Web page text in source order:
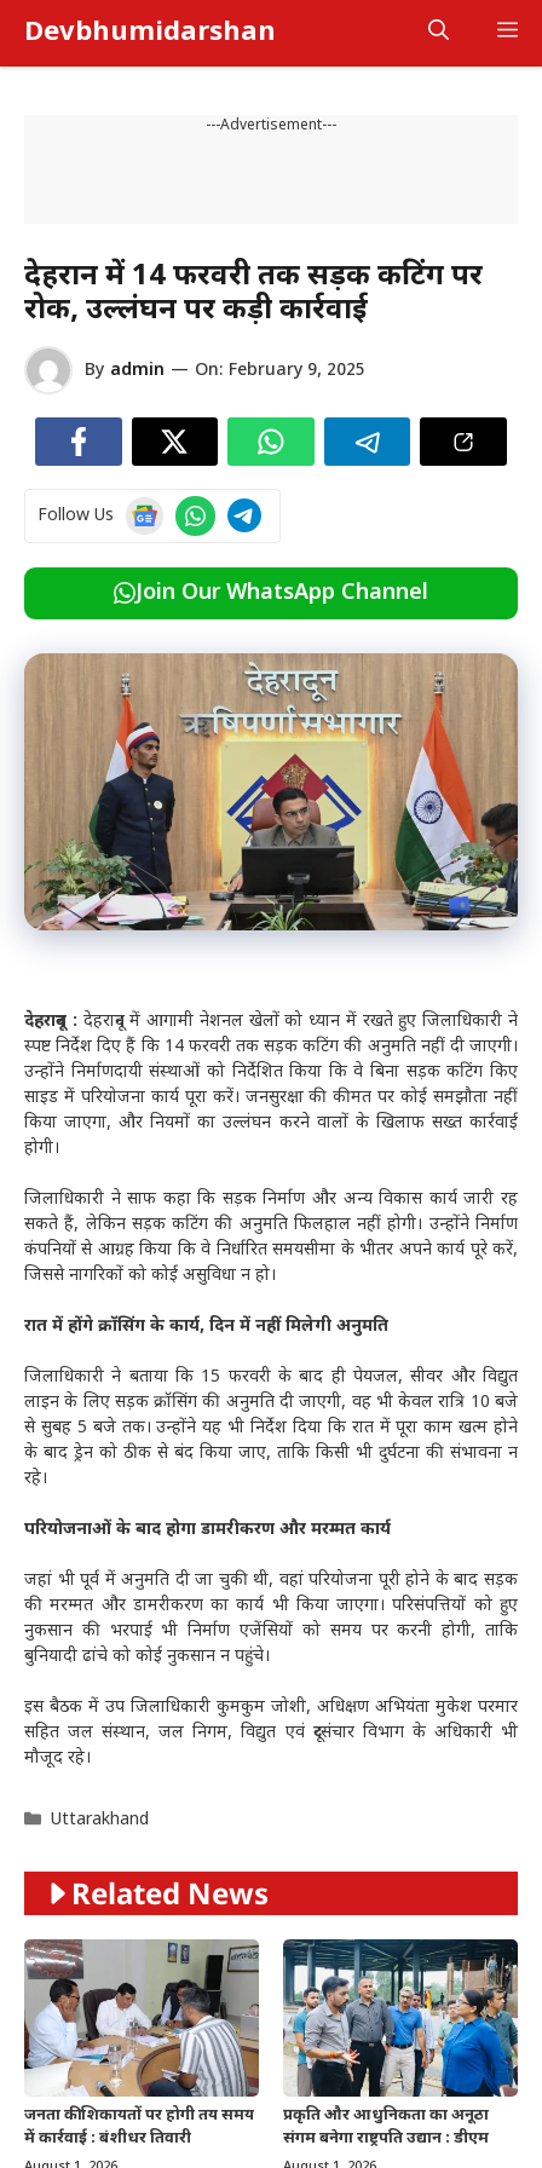
content
Devbhumidarshan
---Advertisement---
देहरादून में 14 फरवरी तक सड़क कटिंग पर
रोक, उल्लंघन पर कड़ी कार्रवाई
By admin — On: February 9, 2025
Follow Us
Join Our WhatsApp Channel
देहरादून : देहरादून में आगामी नेशनल खेलों को ध्यान में रखते हुए जिलाधिकारी ने
स्पष्ट निर्देश दिए हैं कि 14 फरवरी तक सड़क कटिंग की अनुमति नहीं दी जाएगी।
उन्होंने निर्माणदायी संस्थाओं को निर्देशित किया कि वे बिना सड़क कटिंग किए
साइड में परियोजना कार्य पूरा करें। जनसुरक्षा की कीमत पर कोई समझौता नहीं
किया जाएगा, और नियमों का उल्लंघन करने वालों के खिलाफ सख्त कार्रवाई
होगी।
जिलाधिकारी ने साफ कहा कि सड़क निर्माण और अन्य विकास कार्य जारी रह
सकते हैं, लेकिन सड़क कटिंग की अनुमति फिलहाल नहीं होगी। उन्होंने निर्माण
कंपनियों से आग्रह किया कि वे निर्धारित समयसीमा के भीतर अपने कार्य पूरे करें,
जिससे नागरिकों को कोई असुविधा न हो।
रात में होंगे क्रॉसिंग के कार्य, दिन में नहीं मिलेगी अनुमति
जिलाधिकारी ने बताया कि 15 फरवरी के बाद ही पेयजल, सीवर और विद्युत
लाइन के लिए सड़क क्रॉसिंग की अनुमति दी जाएगी, वह भी केवल रात्रि 10 बजे
से सुबह 5 बजे तक। उन्होंने यह भी निर्देश दिया कि रात में पूरा काम खत्म होने
के बाद ड्रेन को ठीक से बंद किया जाए, ताकि किसी भी दुर्घटना की संभावना न
रहे।
परियोजनाओं के बाद होगा डामरीकरण और मरम्मत कार्य
जहां भी पूर्व में अनुमति दी जा चुकी थी, वहां परियोजना पूरी होने के बाद सड़क
की मरम्मत और डामरीकरण का कार्य भी किया जाएगा। परिसंपत्तियों को हुए
नुकसान की भरपाई भी निर्माण एजेंसियों को समय पर करनी होगी, ताकि
बुनियादी ढांचे को कोई नुकसान न पहुंचे।
इस बैठक में उप जिलाधिकारी कुमकुम जोशी, अधिक्षण अभियंता मुकेश परमार
सहित जल संस्थान, जल निगम, विद्युत एवं दूरसंचार विभाग के अधिकारी भी
मौजूद रहे।
Categories
Uttarakhand
Related News
जनता की शिकायतों पर होगी तय समय
में कार्रवाई : बंशीधर तिवारी
प्रकृति और आधुनिकता का अनूठा
संगम बनेगा राष्ट्रपति उद्यान : डीएम